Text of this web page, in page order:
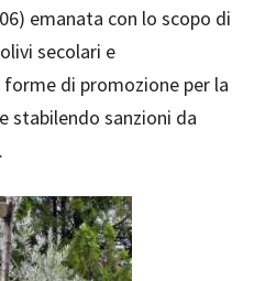
emanata con lo scopo di
secolari e
di promozione per la
e stabilendo sanzioni da